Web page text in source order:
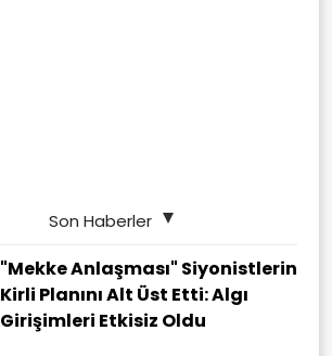
Son Haberler
"Mekke Anlaşması" Siyonistlerin
Kirli Planını Alt Üst Etti: Algı
Girişimleri Etkisiz Oldu